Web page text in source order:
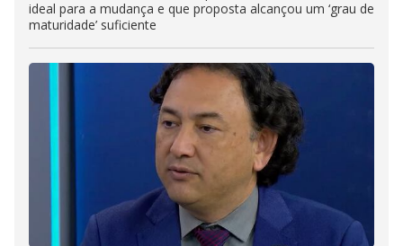
ideal para a mudança e que proposta alcançou um ‘grau de
maturidade’ suficiente